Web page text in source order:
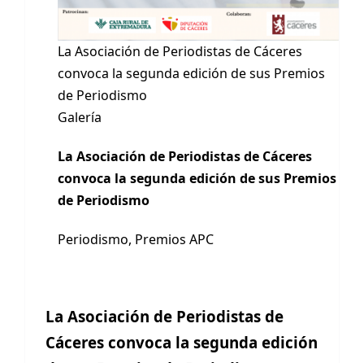
La Asociación de Periodistas de Cáceres
convoca la segunda edición de sus Premios
de Periodismo
Galería
La Asociación de Periodistas de Cáceres
convoca la segunda edición de sus Premios
de Periodismo
Periodismo, Premios APC
La Asociación de Periodistas de
Cáceres convoca la segunda edición